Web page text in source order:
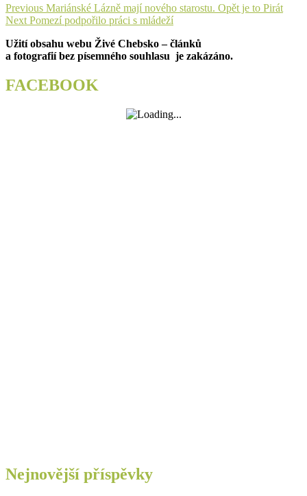
Navigace
pro
příspěvek
Previous Previous
post:
Mariánské Lázně mají nového starostu. Opět je to Pirát
Next Next
Pomezí podpořilo práci s mládeží
Užití obsahu webu Živé Chebsko – článků
a fotografií bez písemného souhlasu je zakázáno.
FACEBOOK
Nejnovější příspěvky